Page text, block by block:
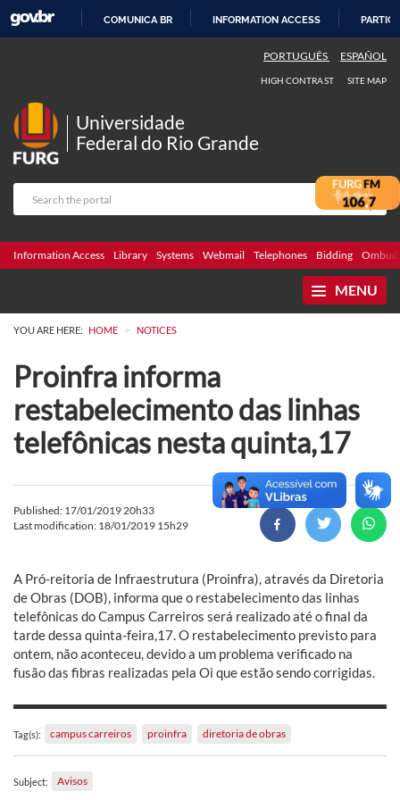
COMUNICA BR INFORMATION ACCESS
PORTUGUÊS ESPAÑOL
HIGH CONTRAST SITE MAP
Universidade
Federal do Rio Grande
Information Access Library Systems Webmail Telephones Bidding
MENU
YOU ARE HERE: HOME > NOTICES
Proinfra informa
restabelecimento das linhas
telefônicas nesta quinta,17
Published: 17/01/2019 20h33
Last modification: 18/01/2019 15h29
A Pró-reitoria de Infraestrutura (Proinfra), através da Diretoria
de Obras (DOB), informa que o restabelecimento das linhas
telefônicas do Campus Carreiros será realizado até o final da
tarde dessa quinta-feira,17. O restabelecimento previsto para
ontem, não aconteceu, devido a um problema verificado na
fusão das fibras realizadas pela Oi que estão sendo corrigidas.
Tag(s): campus carreiros proinfra diretoria de obras
Subject: Avisos